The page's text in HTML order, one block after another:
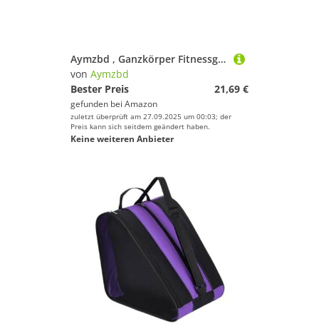
Aymzbd , Ganzkörper Fitnessgeräte, Faltbar, Tragbar, Leicht zu Verstauen, Trainingsgeräte für Den Innen Und Außenbereich, für, Lila
von Aymzbd
Bester Preis
21,69 €
gefunden bei Amazon
zuletzt überprüft am 27.09.2025 um 00:03; der
Preis kann sich seitdem geändert haben.
Keine weiteren Anbieter